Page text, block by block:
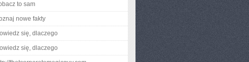
to sam
nowe fakty
się, dlaczego
się, dlaczego